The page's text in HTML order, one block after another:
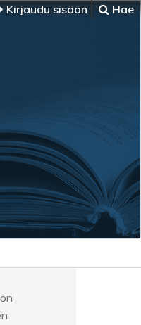
Kirjaudu sisään Hae
on